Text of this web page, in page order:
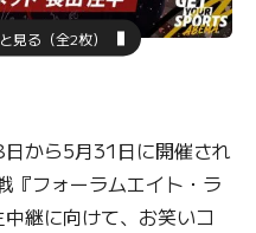
見る（全2枚）
から5月31日に開催され
『フォーラムエイト・ラ
継に向けて、お笑いコ